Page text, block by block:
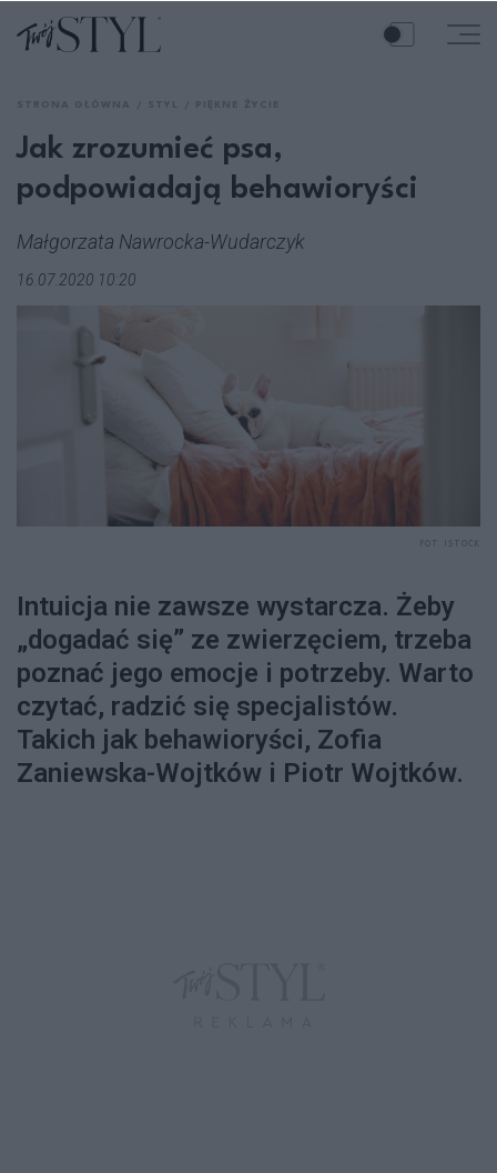
Jak zrozumieć psa,
podpowiadają behawioryści
Małgorzata Nawrocka-Wudarczyk
16.07.2020 10:20
Intuicja nie zawsze wystarcza. Żeby
„dogadać się” ze zwierzęciem, trzeba
poznać jego emocje i potrzeby. Warto
czytać, radzić się specjalistów.
Takich jak behawioryści, Zofia
Zaniewska-Wojtków i Piotr Wojtków.